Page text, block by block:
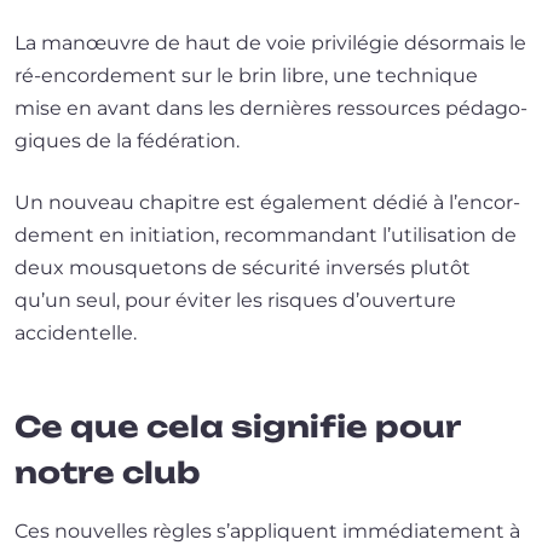
La manœuvre de haut de voie pri­vi­lé­gie désor­mais le
ré-encordement sur le brin libre, une tech­nique
mise en avant dans les der­nières res­sources péda­go­
giques de la fédération.
Un nou­veau cha­pitre est éga­le­ment dédié à l’en­cor­
de­ment en ini­tia­tion, recom­man­dant l’u­ti­li­sa­tion de
deux mous­que­tons de sécu­ri­té inver­sés plu­tôt
qu’un seul, pour évi­ter les risques d’ou­ver­ture
accidentelle.
Ce que cela signifie pour
notre club
Ces nou­velles règles s’ap­pliquent immé­dia­te­ment à